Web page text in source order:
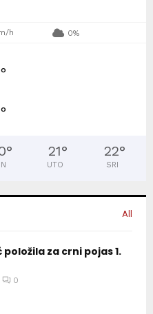
h 0%
°
°
° 21°
UTO
22°
SRI
All
položila za crni pojas 1.
0